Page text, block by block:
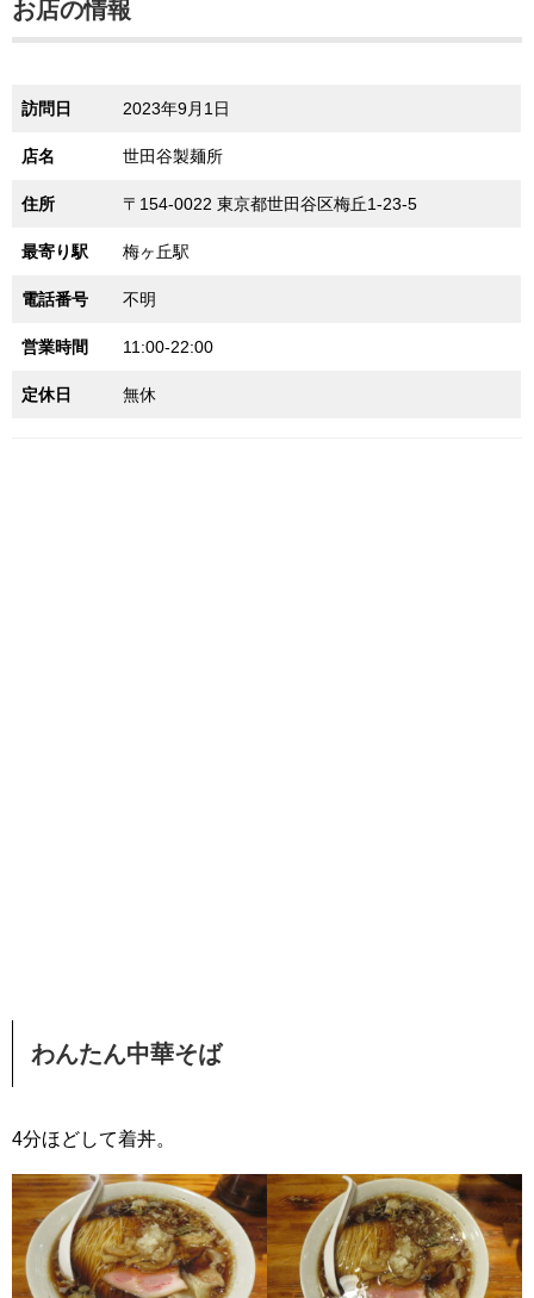
お店の情報
訪問日 2023年9月1日
店名 世田谷製麺所
住所 〒154-0022 東京都世田谷区梅丘1-23-5
最寄り駅 梅ヶ丘駅
電話番号 不明
営業時間 11:00-22:00
定休日 無休
わんたん中華そば
4分ほどして着丼。